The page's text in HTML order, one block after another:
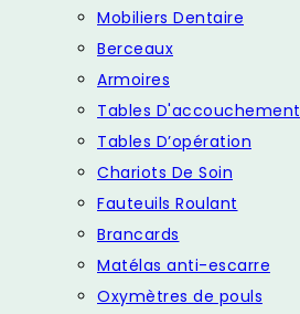
Mobiliers Dentaire
Berceaux
Armoires
Tables D'accouchement
Tables D’opération
Chariots De Soin
Fauteuils Roulant
Brancards
Matélas anti-escarre
Oxymètres de pouls